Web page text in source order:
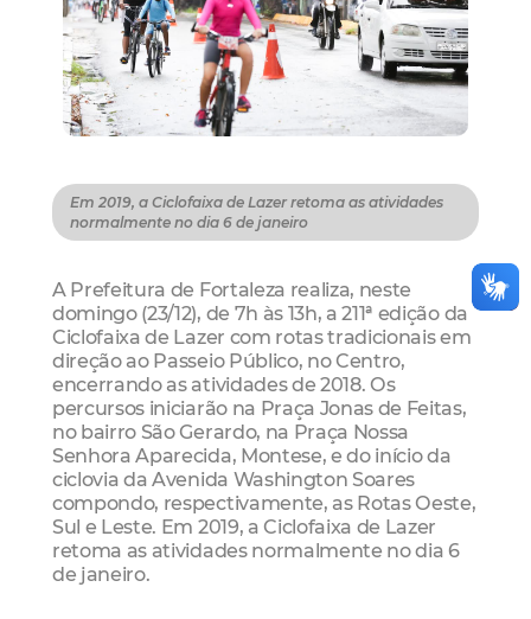
Em 2019, a Ciclofaixa de Lazer retoma as atividades
normalmente no dia 6 de janeiro
A Prefeitura de Fortaleza realiza, neste
domingo (23/12), de 7h às 13h, a 211ª edição da
Ciclofaixa de Lazer com rotas tradicionais em
direção ao Passeio Público, no Centro,
encerrando as atividades de 2018. Os
percursos iniciarão na Praça Jonas de Feitas,
no bairro São Gerardo, na Praça Nossa
Senhora Aparecida, Montese, e do início da
ciclovia da Avenida Washington Soares
compondo, respectivamente, as Rotas Oeste,
Sul e Leste. Em 2019, a Ciclofaixa de Lazer
retoma as atividades normalmente no dia 6
de janeiro.